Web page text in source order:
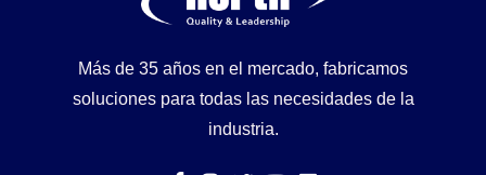
Más de 35 años en el mercado, fabricamos
soluciones para todas las necesidades de la
industria.